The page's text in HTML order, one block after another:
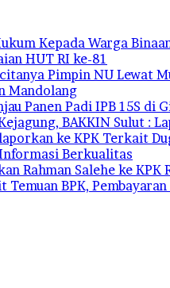
Kepada Warga
HUT RI ke-81
Pimpin NU Lewat
Mandolang
Panen Padi IPB 15S di
BAKKIN Sulut :
ke KPK Terkait
Berkualitas
Rahman Salehe ke
BPK,